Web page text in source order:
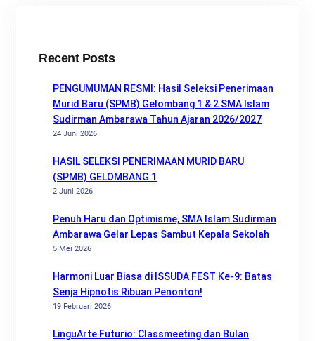
Recent Posts
PENGUMUMAN RESMI: Hasil Seleksi Penerimaan
Murid Baru (SPMB) Gelombang 1 & 2 SMA Islam
Sudirman Ambarawa Tahun Ajaran 2026/2027
24 Juni 2026
HASIL SELEKSI PENERIMAAN MURID BARU
(SPMB) GELOMBANG 1
2 Juni 2026
Penuh Haru dan Optimisme, SMA Islam Sudirman
Ambarawa Gelar Lepas Sambut Kepala Sekolah
5 Mei 2026
Harmoni Luar Biasa di ISSUDA FEST Ke-9: Batas
Senja Hipnotis Ribuan Penonton!
19 Februari 2026
LinguArte Futurio: Classmeeting dan Bulan